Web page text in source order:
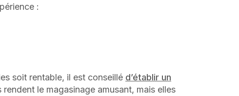
:
soit rentable, il est conseillé d’établir un
le magasinage amusant, mais elles